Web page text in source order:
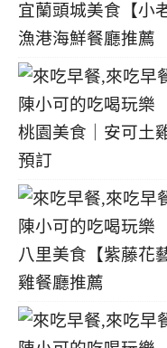
宜蘭頭城美食【小
漁港海鮮餐廳推薦
桃園美食｜安可土
預訂
八里美食【紫藤花
雞餐廳推薦